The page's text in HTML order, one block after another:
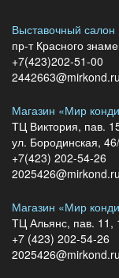
Выставочный
пр-т Красного
+7(423)202-51-00
2442663@mirkond.ru
Магазин «Мир
ТЦ Виктория, пав.
ул. Бородинская,
+7(423) 202-54-26
2025426@mirkond.ru
Магазин «Мир
ТЦ Альянс, пав. 11,
+7 (423) 202-54-26
2025426@mirkond.ru